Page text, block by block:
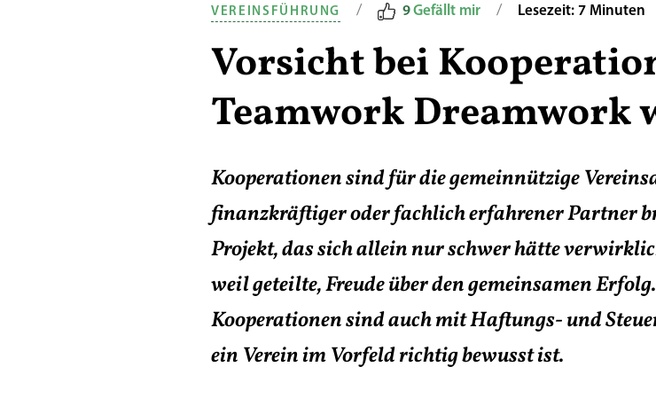
VEREINSFÜHRUNG / 9Gefällt mir / Lesezeit: 7 Minuten
Vorsicht bei
Teamwork Dreamwork
Kooperationen sind für die gemeinnützige
finanzkräftiger oder fachlich erfahrener Partner
Projekt, das sich allein nur schwer hätte
weil geteilte, Freude über den gemeinsamen
Kooperationen sind auch mit Haftungs- und
ein Verein im Vorfeld richtig bewusst ist.